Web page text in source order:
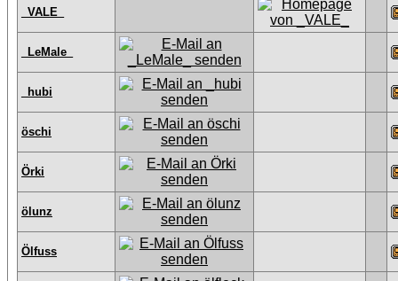
_VALE_
_LeMale_
_hubi
öschi
Örki
ölunz
Ölfuss